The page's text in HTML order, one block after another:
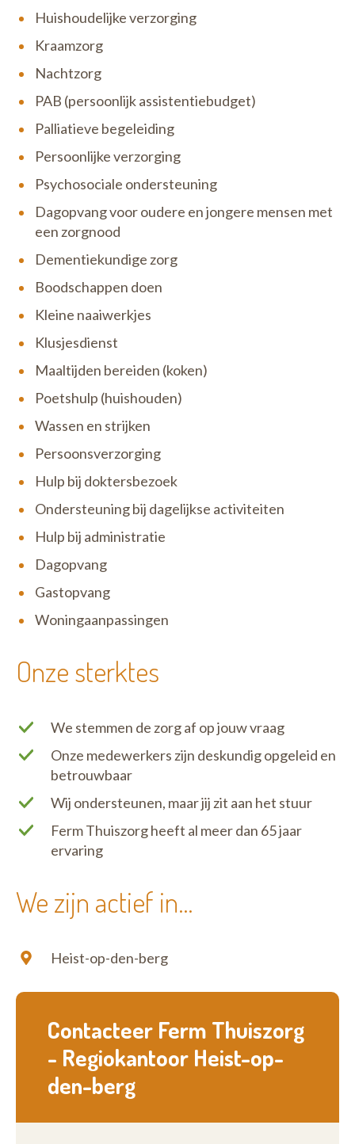
Huishoudelijke verzorging
Kraamzorg
Nachtzorg
PAB (persoonlijk assistentiebudget)
Palliatieve begeleiding
Persoonlijke verzorging
Psychosociale ondersteuning
Dagopvang voor oudere en jongere mensen met
een zorgnood
Dementiekundige zorg
Boodschappen doen
Kleine naaiwerkjes
Klusjesdienst
Maaltijden bereiden (koken)
Poetshulp (huishouden)
Wassen en strijken
Persoonsverzorging
Hulp bij doktersbezoek
Ondersteuning bij dagelijkse activiteiten
Hulp bij administratie
Dagopvang
Gastopvang
Woningaanpassingen
Onze sterktes
We stemmen de zorg af op jouw vraag
Onze medewerkers zijn deskundig opgeleid en
betrouwbaar
Wij ondersteunen, maar jij zit aan het stuur
Ferm Thuiszorg heeft al meer dan 65 jaar
ervaring
We zijn actief in...
Heist-op-den-berg
Contacteer Ferm Thuiszorg
- Regiokantoor Heist-op-
den-berg